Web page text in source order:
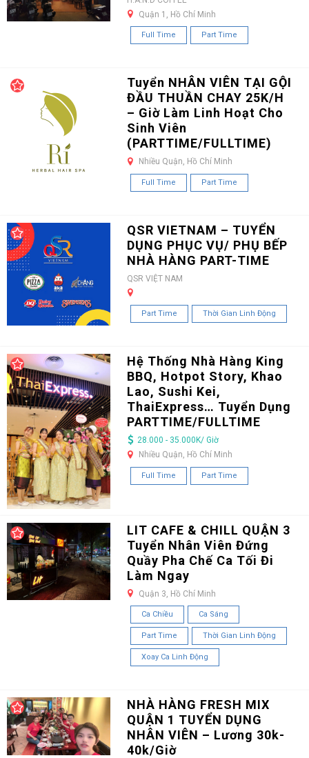
Quận 1, Hồ Chí Minh
Full Time Part Time
Tuyển NHÂN VIÊN TẠI GỘI
ĐẦU THUẦN CHAY 25K/H
– Giờ Làm Linh Hoạt Cho
Sinh Viên
(PARTTIME/FULLTIME)
Nhiều Quận, Hồ Chí Minh
Full Time Part Time
QSR VIETNAM – TUYỂN
DỤNG PHỤC VỤ/ PHỤ BẾP
NHÀ HÀNG PART-TIME
QSR VIỆT NAM
Part Time Thời Gian Linh Động
Hệ Thống Nhà Hàng King
BBQ, Hotpot Story, Khao
Lao, Sushi Kei,
ThaiExpress… Tuyển Dụng
PARTTIME/FULLTIME
28.000 - 35.000K/ Giờ
Nhiều Quận, Hồ Chí Minh
Full Time Part Time
LIT CAFE & CHILL QUẬN 3
Tuyển Nhân Viên Đứng
Quầy Pha Chế Ca Tối Đi
Làm Ngay
Quận 3, Hồ Chí Minh
Ca Chiều Ca Sáng
Part Time Thời Gian Linh Động
Xoay Ca Linh Động
NHÀ HÀNG FRESH MIX
QUẬN 1 TUYỂN DỤNG
NHÂN VIÊN – Lương 30k-
40k/Giờ